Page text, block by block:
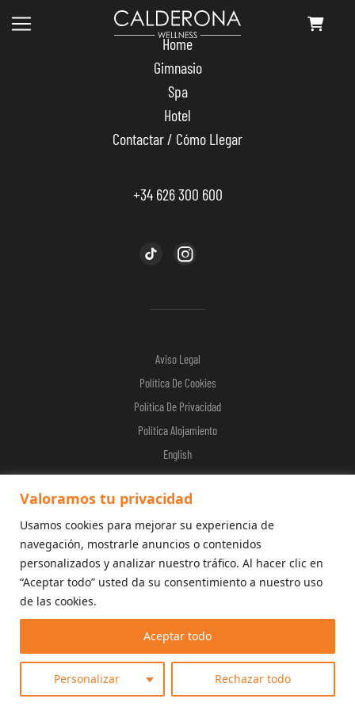
Valoramos tu privacidad
Usamos cookies para mejorar su experiencia de
navegación, mostrarle anuncios o contenidos
personalizados y analizar nuestro tráfico. Al hacer clic en
“Aceptar todo” usted da su consentimiento a nuestro uso
de las cookies.
Personalizar Rechazar todo
Aceptar todo
to
Home
Gimnasio
Spa
Hotel
Contactar / Cómo Llegar
+34 626 300 600
Aviso Legal
Política De Cookies
Política De Privacidad
Política Alojamiento
English
© 2026 Calderona Wellness